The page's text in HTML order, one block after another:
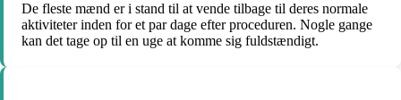
De fleste mænd er i stand til at vende tilbage til deres normale
aktiviteter inden for et par dage efter proceduren. Nogle gange
kan det tage op til en uge at komme sig fuldstændigt.